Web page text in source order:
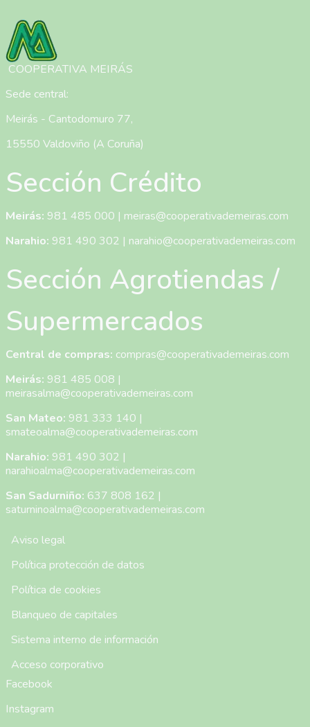
Imagen
COOPERATIVA MEIRÁS
Sede central:
Meirás - Cantodomuro 77,
15550 Valdoviño (A Coruña)
Sección Crédito
Meirás: 981 485 000 | meiras@cooperativademeiras.com
Narahio: 981 490 302 | narahio@cooperativademeiras.com
Sección Agrotiendas /
Supermercados
Central de compras: compras@cooperativademeiras.com
Meirás: 981 485 008 |
meirasalma@cooperativademeiras.com
San Mateo: 981 333 140 |
smateoalma@cooperativademeiras.com
Narahio: 981 490 302 |
narahioalma@cooperativademeiras.com
San Sadurniño: 637 808 162 |
saturninoalma@cooperativademeiras.com
Menú Pie de Página
Aviso legal
Política protección de datos
Política de cookies
Blanqueo de capitales
Sistema interno de información
Acceso corporativo
Facebook
Instagram